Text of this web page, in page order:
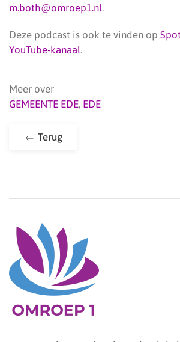
m.both@omroep1.nl.
Deze podcast is ook te vinden op
YouTube-kanaal.
Meer over
GEMEENTE EDE, EDE
Terug